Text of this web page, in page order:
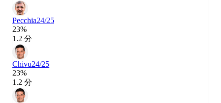
Pecchia24/25
23%
1.2 分
Chivu24/25
23%
1.2 分